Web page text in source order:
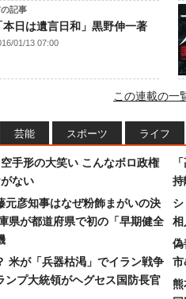
記事
本日は遺言日和」黒野伸一著
01/13 07:00
この連載の一
芸能 スポーツ ライフ
手形の大笑い こんなボロ政権
ない
元彦知事はなぜ粉飾まがいの決
県が都道府県で初の「早期健全
米が「兵器枯渇」でイラン戦争
プ大統領がヘグセス国防長官
持
相
偽
市
熊